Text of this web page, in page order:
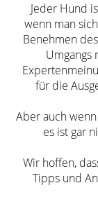
Jeder Hund
wenn man
Benehmen
Umgangs
für die
Aber auch
es ist gar
Wir hoffen,
Tipps und